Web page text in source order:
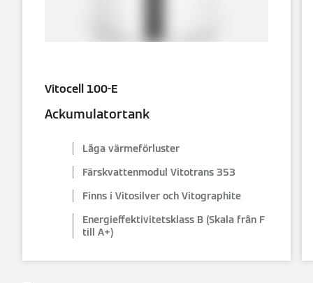
Vitocell 100-E
Ackumulatortank
Låga värmeförluster
Färskvattenmodul Vitotrans 353
Finns i Vitosilver och Vitographite
Energieffektivitetsklass B (Skala från F
till A+)